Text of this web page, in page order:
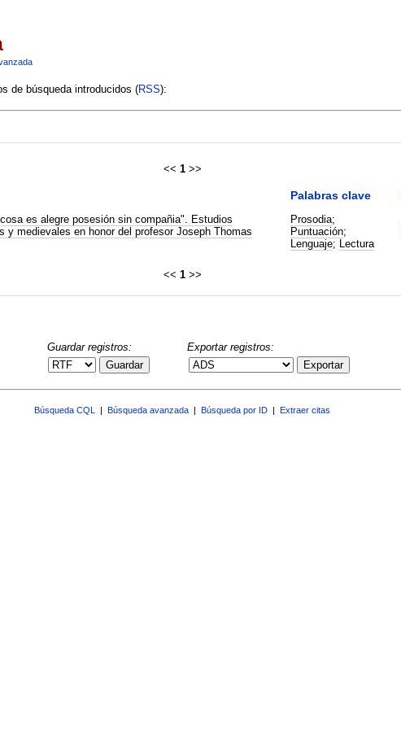
de búsqueda introducidos (RSS):
<< 1 >>
Palabras clave
es alegre posesión sin compañia". Estudios
y medievales en honor del profesor Joseph Thomas
Prosodia;
Puntuación;
Lenguaje; Lectura
<< 1 >>
Guardar registros:
Guardar
Exportar registros:
Exportar
Búsqueda CQL Búsqueda avanzada Búsqueda por ID Extraer citas